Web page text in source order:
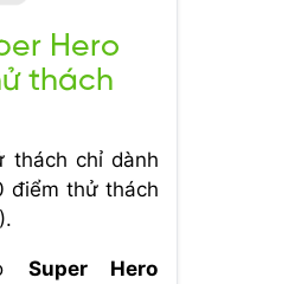
Hero
thách
thách chỉ dành
điểm thử thách
Super Hero